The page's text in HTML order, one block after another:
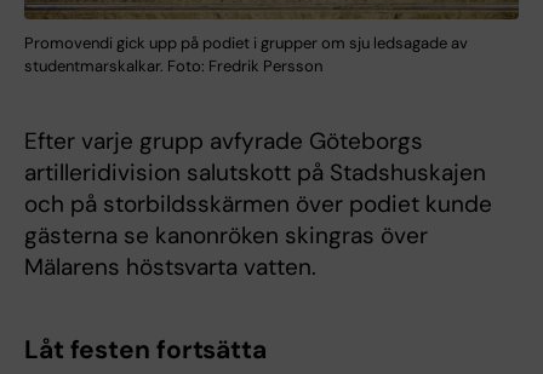
Promovendi gick upp på podiet i grupper om sju ledsagade av
studentmarskalkar. Foto: Fredrik Persson
Efter varje grupp avfyrade Göteborgs
artilleridivision salutskott på Stadshuskajen
och på storbildsskärmen över podiet kunde
gästerna se kanonröken skingras över
Mälarens höstsvarta vatten.
Låt festen fortsätta